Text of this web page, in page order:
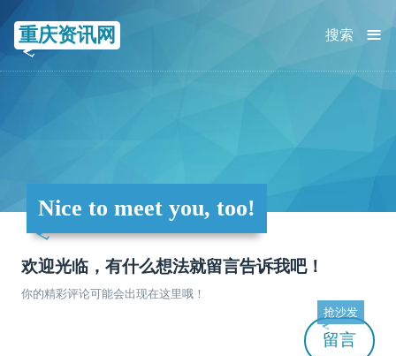
重庆资讯网 ≡
搜索
Nice to meet you, too!
欢迎光临，有什么想法就留言告诉我吧！
你的精彩评论可能会出现在这里哦！
留言
抢沙发